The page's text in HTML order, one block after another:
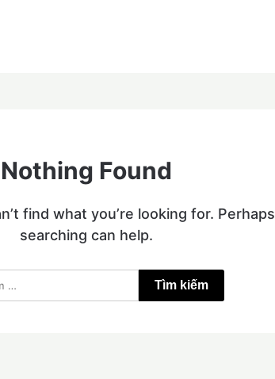
Nothing Found
find what you’re looking for. Perhaps
searching can help.